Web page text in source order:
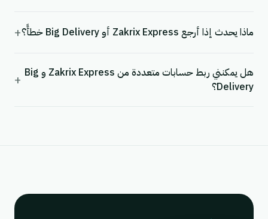
ماذا يحدث إذا أرجع Zakrix Express أو Big Delivery خطأً؟ +
هل يمكنني ربط حسابات متعددة من Zakrix Express و Big
Delivery؟
+